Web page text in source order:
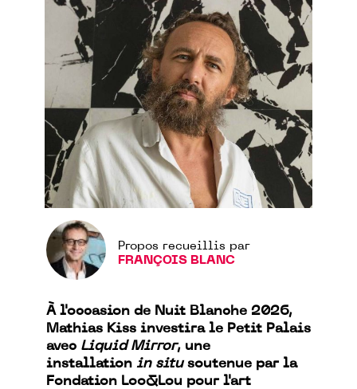
Propos recueillis par
FRANÇOIS BLANC
À l'occasion de Nuit Blanche 2026,
Mathias Kiss investira le Petit Palais
avec Liquid Mirror, une
installation in situsoutenue par la
Fondation Loo&Lou pour l'art